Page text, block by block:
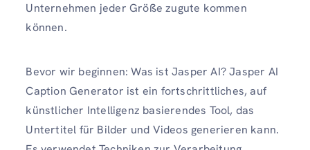
Unternehmen jeder Größe zugute kommen
können.
Bevor wir beginnen: Was ist Jasper AI? Jasper AI
Caption Generator ist ein fortschrittliches, auf
künstlicher Intelligenz basierendes Tool, das
Untertitel für Bilder und Videos generieren kann.